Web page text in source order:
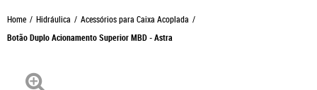
Home Hidráulica
Acessórios para Caixa Acoplada
Botão Duplo Acionamento Superior MBD - Astra